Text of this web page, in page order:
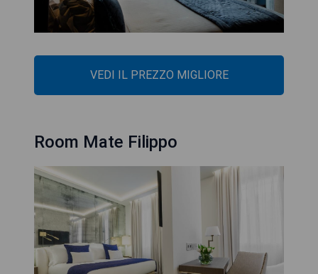
VEDI IL PREZZO MIGLIORE
Room Mate Filippo